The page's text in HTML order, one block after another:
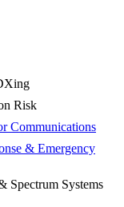
Risk
Communications
& Emergency
Spectrum Systems